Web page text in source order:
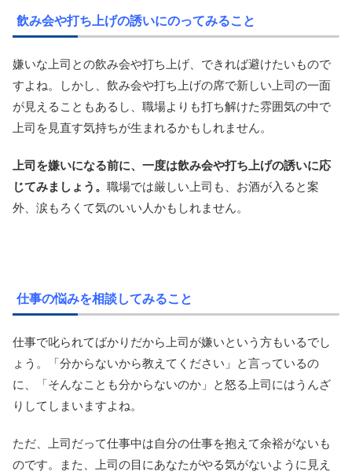
飲み会や打ち上げの誘いにのってみること
嫌いな上司との飲み会や打ち上げ、できれば避けたいもので
すよね。しかし、飲み会や打ち上げの席で新しい上司の一面
が見えることもあるし、職場よりも打ち解けた雰囲気の中で
上司を見直す気持ちが生まれるかもしれません。
上司を嫌いになる前に、一度は飲み会や打ち上げの誘いに応
じてみましょう。 職場では厳しい上司も、お酒が入ると案
外、涙もろくて気のいい人かもしれません。
仕事の悩みを相談してみること
仕事で叱られてばかりだから上司が嫌いという方もいるでし
ょう。「分からないから教えてください」と言っているの
に、「そんなことも分からないのか」と怒る上司にはうんざ
りしてしまいますよね。
ただ、上司だって仕事中は自分の仕事を抱えて余裕がないも
のです。また、上司の目にあなたがやる気がないように見え